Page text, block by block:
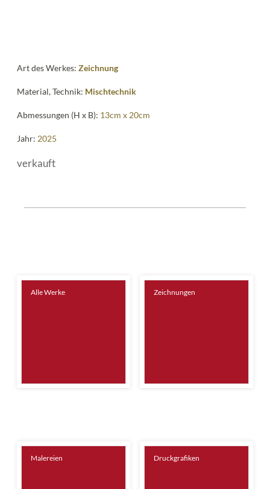
Art des Werkes:Zeichnung
Material, Technik: Mischtechnik
Abmessungen (H x B): 13cm x 20cm
Jahr: 2025
verkauft
Alle Werke Zeichnungen
Malereien Druckgrafiken